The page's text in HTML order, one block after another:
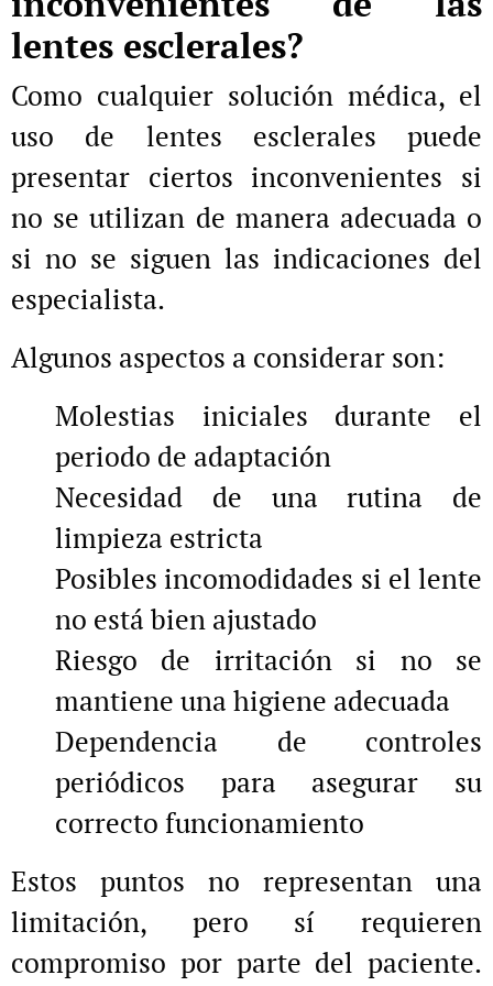
lentes esclerales?
Como cualquier solución médica, el
uso de lentes esclerales puede
presentar ciertos inconvenientes si
no se utilizan de manera adecuada o
si no se siguen las indicaciones del
especialista.
Algunos aspectos a considerar son:
Molestias iniciales durante el
periodo de adaptación
Necesidad de una rutina de
limpieza estricta
Posibles incomodidades si el lente
no está bien ajustado
Riesgo de irritación si no se
mantiene una higiene adecuada
Dependencia de controles
periódicos para asegurar su
correcto funcionamiento
Estos puntos no representan una
limitación, pero sí requieren
compromiso por parte del paciente.